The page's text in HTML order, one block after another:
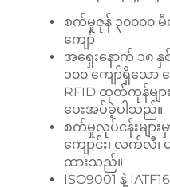
စက်မှုဇုန် ၃၀၀၀၀
ကျော်
အရှေးနောက် ၁၈ နှ
၁၀၀ ကျော်ရှိသော
RFID ထုတ်ကုန်မျာ
ပေးအပ်ခဲ့ပါသည်။
စက်မှုလုပ်ငန်းမျာ
ကျောင်း၊ လက်
ထားသည်။
ISO9001 နဲ့